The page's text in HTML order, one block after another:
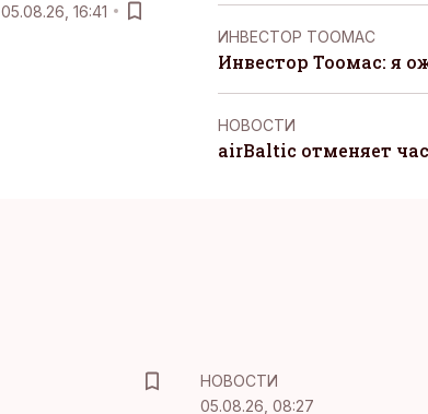
05.08.26, 16:41
ИНВЕСТОР ТООМАС
Инвестор Тоомас: я
НОВОСТИ
airBaltic отменяет
НОВОСТИ
05.08.26, 08:27